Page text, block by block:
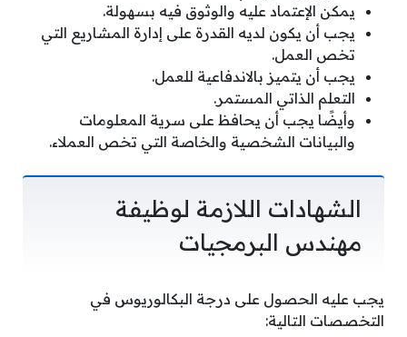
يمكن الإعتماد عليه والوثوق فيه بسهولة.
يجب أن يكون لديه القدرة على إدارة المشاريع التي
تخص العمل.
يجب أن يتميز بالاندفاعية للعمل.
التعلم الذاتي المستمر.
وأيضًا يجب أن يحافظ على سرية المعلومات
والبيانات الشخصية والخاصة التي تخص العملاء.
الشهادات اللازمة لوظيفة
مهندس البرمجيات
يجب عليه الحصول على درجة البكالوريوس في
التخصصات التالية: